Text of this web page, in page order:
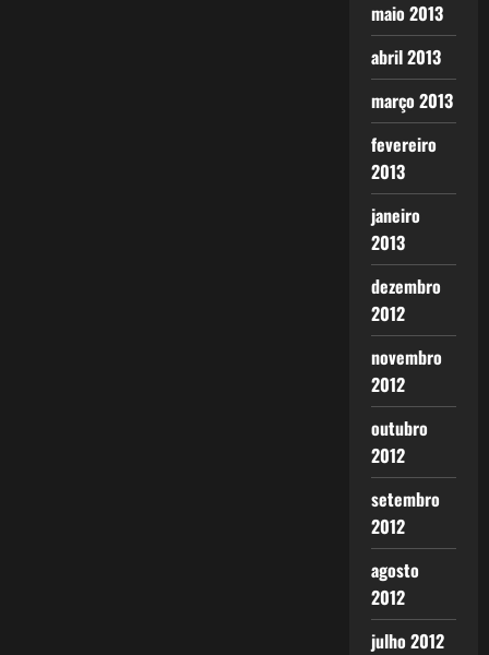
maio 2013
abril 2013
março 2013
fevereiro
2013
janeiro
2013
dezembro
2012
novembro
2012
outubro
2012
setembro
2012
agosto
2012
julho 2012